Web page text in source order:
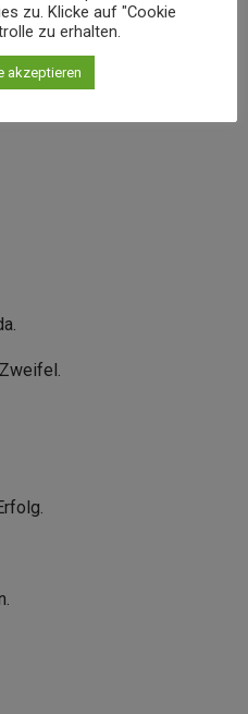
zu. Klicke auf "Cookie
zu erhalten.
akzeptieren